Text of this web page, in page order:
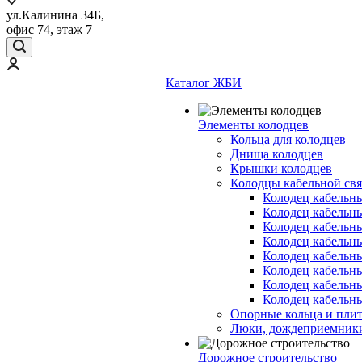
ул.Калинина 34Б,
офис 74, этаж 7
Каталог ЖБИ
Элементы колодцев
Кольца для колодцев
Днища колодцев
Крышки колодцев
Колодцы кабельной
Колодец
Колодец
Колодец
Колодец
Колодец
Колодец
Колодец
Колодец
Опорные кольца и
Люки,
Дорожное строительство